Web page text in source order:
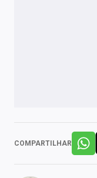
COMPARTILHAR